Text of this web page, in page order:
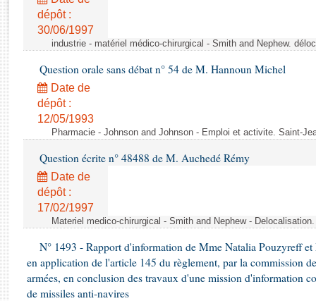
Rapports d'enquête
Rapports législatifs
Dossiers législatifs
Budget et sécurité sociale
Questions écrites et orales
dépôt :
30/06/1997
industrie - matériel médico-chirurgical - Smith and Nephew.
Question orale sans débat n° 54 de M. Hannoun Michel
Date de
dépôt :
12/05/1993
Pharmacie - Johnson and Johnson - Emploi et activite. Saint-
Question écrite n° 48488 de M. Auchedé Rémy
Date de
dépôt :
17/02/1997
Materiel medico-chirurgical - Smith and Nephew -
N° 1493 - Rapport d'information de Mme Natalia Pouzyreff
en application de l'article 145 du règlement, par la commission
armées, en conclusion des travaux d'une mission d'information
de missiles anti-navires